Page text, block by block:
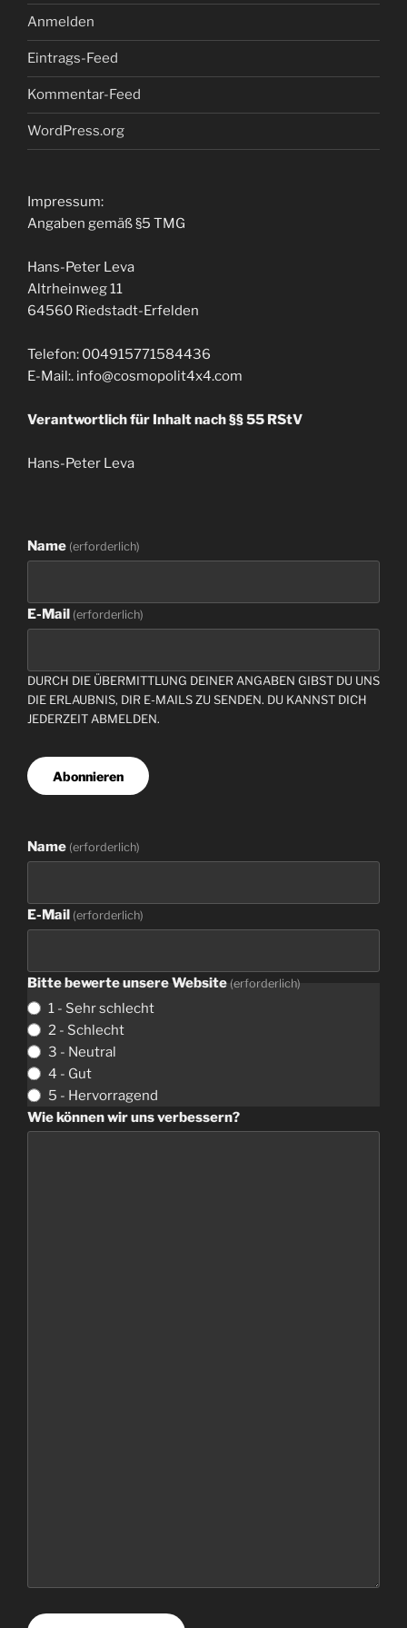
Anmelden
Eintrags-Feed
Kommentar-Feed
WordPress.org
Impressum:
Angaben gemäß §5 TMG
Hans-Peter Leva
Altrheinweg 11
64560 Riedstadt-Erfelden
Telefon: 004915771584436
E-Mail:. info@cosmopolit4x4.com
Verantwortlich für Inhalt nach §§ 55 RStV
Hans-Peter Leva
Name (erforderlich)
E-Mail (erforderlich)
DURCH DIE ÜBERMITTLUNG DEINER ANGABEN GIBST DU UNS
DIE ERLAUBNIS, DIR E-MAILS ZU SENDEN. DU KANNST DICH
JEDERZEIT ABMELDEN.
Abonnieren
Name (erforderlich)
E-Mail (erforderlich)
Bitte bewerte unsere Website (erforderlich)
1 - Sehr schlecht
2 - Schlecht
3 - Neutral
4 - Gut
5 - Hervorragend
Wie können wir uns verbessern?